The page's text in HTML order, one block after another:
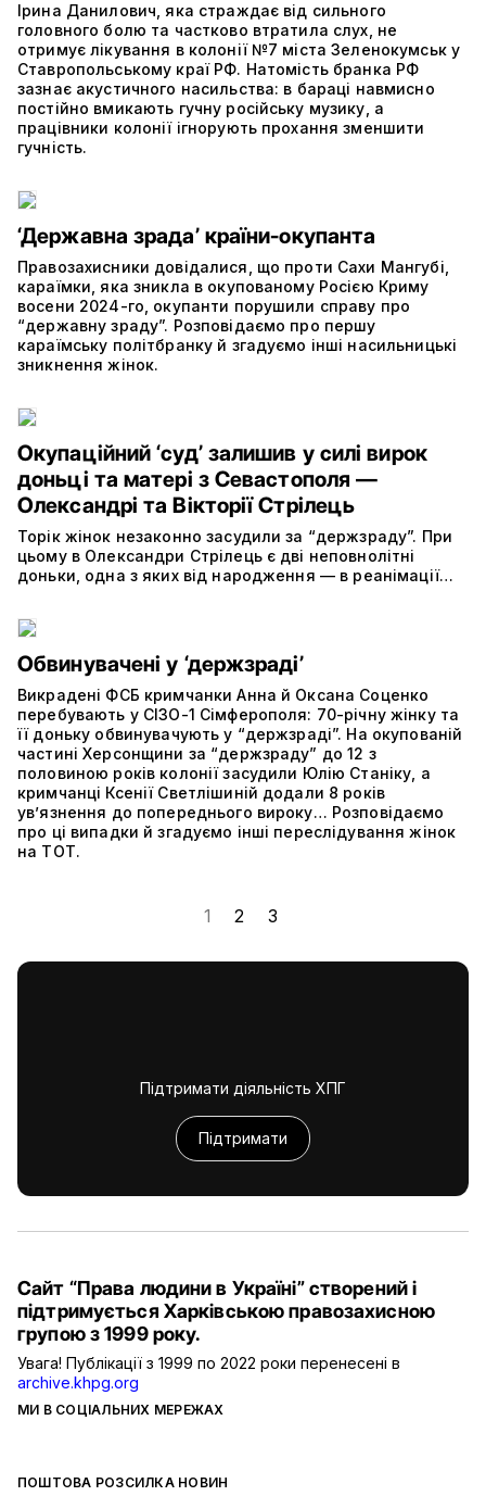
Ірина Данилович, яка страждає від сильного
головного болю та частково втратила слух, не
отримує лікування в колонії №7 міста Зеленокумськ у
Ставропольському краї РФ. Натомість бранка РФ
зазнає акустичного насильства: в бараці навмисно
постійно вмикають гучну російську музику, а
працівники колонії ігнорують прохання зменшити
гучність.
‘Державна зрада’ країни-окупанта
Правозахисники довідалися, що проти Сахи Мангубі,
караїмки, яка зникла в окупованому Росією Криму
восени 2024-го, окупанти порушили справу про
“державну зраду”. Розповідаємо про першу
караїмську політбранку й згадуємо інші насильницькі
зникнення жінок.
Окупаційний ‘суд’ залишив у силі вирок
доньці та матері з Севастополя —
Олександрі та Вікторії Стрілець
Торік жінок незаконно засудили за “держзраду”. При
цьому в Олександри Стрілець є дві неповнолітні
доньки, одна з яких від народження — в реанімації…
Обвинувачені у ‘держзраді’
Викрадені ФСБ кримчанки Анна й Оксана Соценко
перебувають у СІЗО-1 Сімферополя: 70-річну жінку та
її доньку обвинувачують у “держзраді”. На окупованій
частині Херсонщини за “держзраду” до 12 з
половиною років колонії засудили Юлію Станіку, а
кримчанці Ксенії Светлішиній додали 8 років
ув’язнення до попереднього вироку… Розповідаємо
про ці випадки й згадуємо інші переслідування жінок
на ТОТ.
1 2 3
Підтримати діяльність ХПГ
Підтримати
ПОШТОВА РОЗСИЛКА НОВИН
МИ В СОЦІАЛЬНИХ МЕРЕЖАХ
Сайт “Права людини в Україні” створений і
підтримується Харківською правозахисною
групою з 1999 року.
Увага! Публікації з 1999 по 2022 роки перенесені в
archive.khpg.org